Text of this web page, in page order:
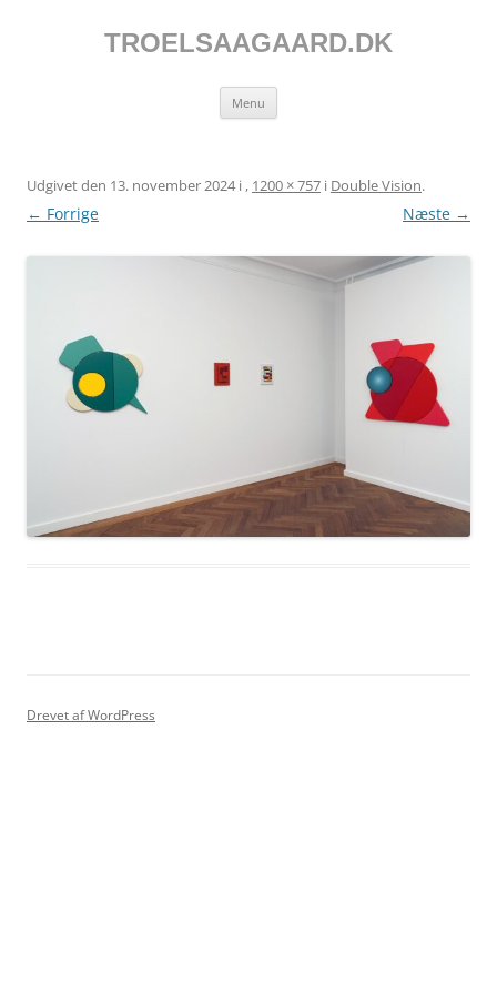
TROELSAAGAARD.DK
Menu
Udgivet den 13. november 2024i , 1200 × 757 i Double Vision.
← Forrige Næste →
Drevet af WordPress